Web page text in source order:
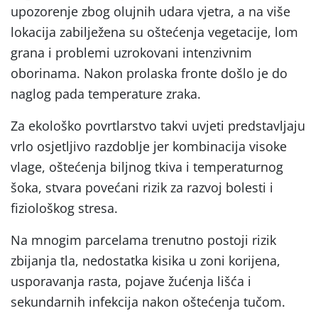
upozorenje zbog olujnih udara vjetra, a na više
lokacija zabilježena su oštećenja vegetacije, lom
grana i problemi uzrokovani intenzivnim
oborinama. Nakon prolaska fronte došlo je do
naglog pada temperature zraka.
Za ekološko povrtlarstvo takvi uvjeti predstavljaju
vrlo osjetljivo razdoblje jer kombinacija visoke
vlage, oštećenja biljnog tkiva i temperaturnog
šoka, stvara povećani rizik za razvoj bolesti i
fiziološkog stresa.
Na mnogim parcelama trenutno postoji rizik
zbijanja tla, nedostatka kisika u zoni korijena,
usporavanja rasta, pojave žućenja lišća i
sekundarnih infekcija nakon oštećenja tučom.